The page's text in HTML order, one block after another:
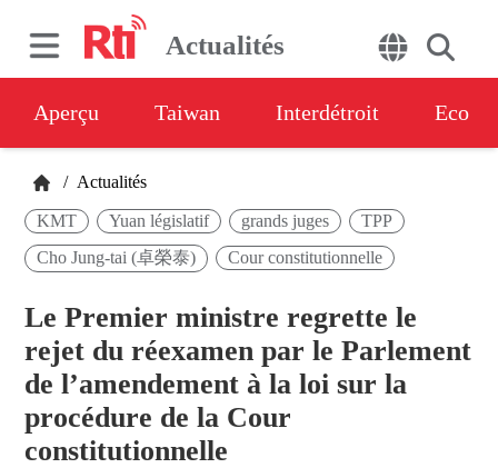
Actualités
Aperçu Taiwan Interdétroit Eco
/ Actualités
KMT Yuan législatif grands juges
TPP
Cho Jung-tai (卓榮泰)
Cour constitutionnelle
Le Premier ministre regrette le
rejet du réexamen par le Parlement
de l’amendement à la loi sur la
procédure de la Cour
constitutionnelle